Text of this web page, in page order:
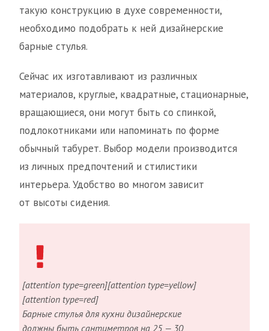
такую конструкцию в духе современности,
необходимо подобрать к ней дизайнерские
барные стулья.
Сейчас их изготавливают из различных
материалов, круглые, квадратные, стационарные,
вращающиеся, они могут быть со спинкой,
подлокотниками или напоминать по форме
обычный табурет. Выбор модели производится
из личных предпочтений и стилистики
интерьера. Удобство во многом зависит
от высоты сидения.
[attention type=green][attention type=yellow]
[attention type=red]
Барные стулья для кухни дизайнерские
должны быть сантиметров на 25 — 30